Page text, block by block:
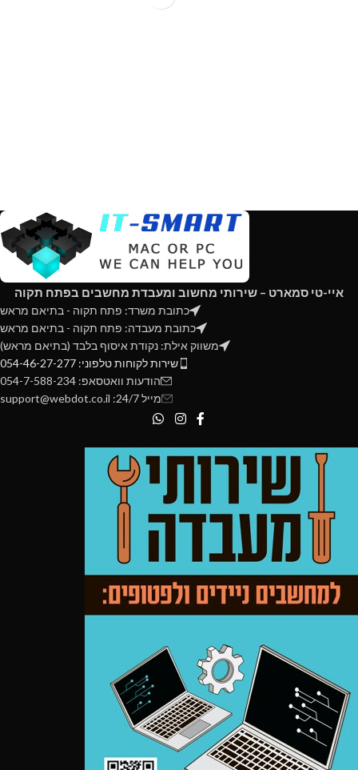
איי-טי סמארט – שירותי מחשוב ומעבדת מחשבים בפתח תקוה
כתובת משרד: פתח תקוה - בתיאם מראש
כתובת מעבדה: פתח תקוה - בתיאם מראש
משווק אילת: נקודת איסוף בלבד (בתיאם מראש)
שירות לקוחות טלפוני: 054-46-27-277
הודעות וואטסאפ: 054-7-588-234
מייל 24/7: support@webdot.co.il